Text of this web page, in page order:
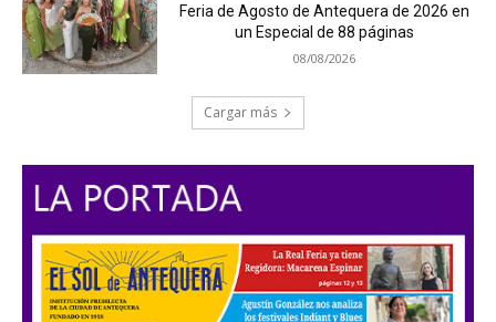
Feria de Agosto de Antequera de 2026 en
un Especial de 88 páginas
08/08/2026
Cargar más